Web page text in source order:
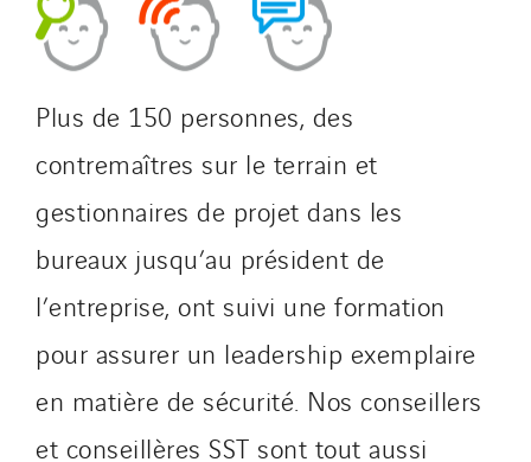
Plus de 150 personnes, des
contremaîtres sur le terrain et
gestionnaires de projet dans les
bureaux jusqu’au président de
l’entreprise, ont suivi une formation
pour assurer un leadership exemplaire
en matière de sécurité. Nos conseillers
et conseillères SST sont tout aussi